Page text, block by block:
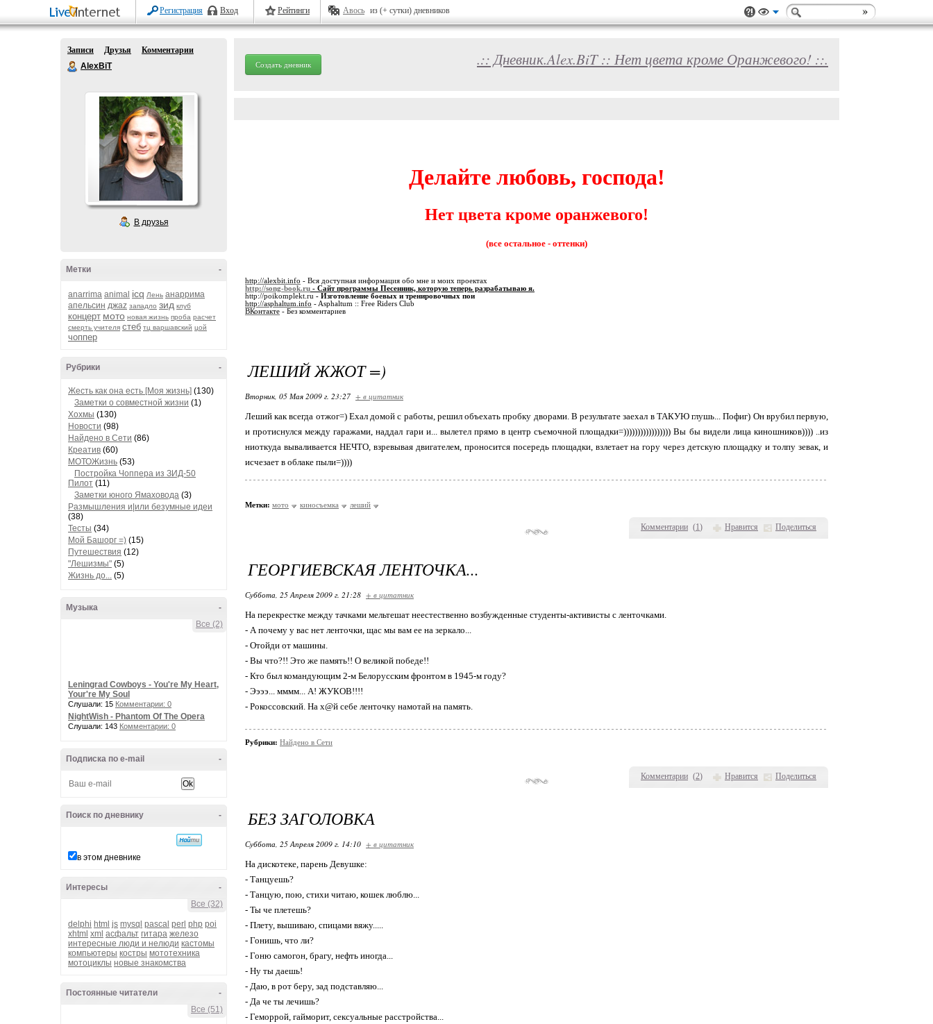
Регистрация Вход Рейтинги Авось из (+ сутки) дневников
Записи Друзья
Комментарии
AlexBiT
В друзья
-
Метки
anarrima animal icq Лень анаррима
апельсин джаz западло зид клуб
концерт мото новая жизнь проба расчет
смерть учителя стеб тц варшавский цой
чоппер
-
Рубрики
Жесть как она есть [Моя жизнь] (130)
Заметки о совместной жизни (1)
Хохмы (130)
Новости (98)
Найдено в Сети (86)
Креатив (60)
МОТОЖизнь (53)
Постройка Чоппера из ЗИД-50
Пилот (11)
Заметки юного Ямаховода (3)
Размышления и|или безумные идеи
(38)
Тесты (34)
Мой Башорг =) (15)
Путешествия (12)
"Лешизмы" (5)
Жизнь до... (5)
-
Музыка
Все (2)
Leningrad Cowboys - You're My Heart,
Your're My Soul
Слушали: 15 Комментарии: 0
NightWish - Phantom Of The Opera
Слушали: 143 Комментарии: 0
-
Подписка по e-mail
-
Поиск по дневнику
в этом дневнике
-
Интересы
Все (32)
delphi html js mysql pascal perl php poi
xhtml xml асфальт гитара железо
интересные люди и нелюди кастомы
компьютеры костры мототехника
мотоциклы новые знакомства
-
Постоянные читатели
Все (51)
Создать дневник .:: Дневник.Alex.BiT :: Нет цвета кроме Оранжевого! ::.
Делайте любовь, господа!
Нет цвета кроме оранжевого!
(все остальное - оттенки)
http://alexbit.info - Вся доступная информация обо мне и моих проектах
http://song-book.ru - Сайт программы Песенник, которую теперь разрабатываю я.
http://poikomplekt.ru - Изготовление боевых и тренировочных пои
http://asphaltum.info - Asphaltum :: Free Riders Club
ВКонтакте - Без комментариев
Комментарии (1) Нравится Поделиться
ЛЕШИЙ ЖЖОТ =)
Вторник, 05 Мая 2009 г. 23:27 + в цитатник
Леший как всегда отжог=) Ехал домой с работы, решил объехать пробку дворами. В результате заехал в ТАКУЮ глушь... Пофиг) Он врубил первую,
и протиснулся между гаражами, наддал гари и... вылетел прямо в центр съемочной площадки=))))))))))))))))) Вы бы видели лица киношников)))) ..из
ниоткуда вываливается НЕЧТО, взревывая двигателем, проносится посередь площадки, взлетает на гору через детскую площадку и толпу зевак, и
исчезает в облаке пыли=))))
Метки: мото киносъемка леший
Комментарии (2) Нравится Поделиться
ГЕОРГИЕВСКАЯ ЛЕНТОЧКА...
Суббота, 25 Апреля 2009 г. 21:28 + в цитатник
На перекрестке между тачками мельтешат неестественно возбужденные студенты-активисты с ленточками.
- А почему у вас нет ленточки, щас мы вам ее на зеркало...
- Отойди от машины.
- Вы что?!! Это же память!! О великой победе!!
- Кто был командующим 2-м Белорусским фронтом в 1945-м году?
- Ээээ... мммм... А! ЖУКОВ!!!!
- Рокоссовский. На х@й себе ленточку намотай на память.
Рубрики: Найдено в Сети
БЕЗ ЗАГОЛОВКА
Суббота, 25 Апреля 2009 г. 14:10 + в цитатник
На дискотеке, парень Девушке:
- Танцуешь?
- Танцую, пою, стихи читаю, кошек люблю...
- Ты че плетешь?
- Плету, вышиваю, спицами вяжу.....
- Гонишь, что ли?
- Гоню самогон, брагу, нефть иногда...
- Ну ты даешь!
- Даю, в рот беру, зад подставляю...
- Да че ты лечишь?
- Геморрой, гайморит, сексуальные расстройства...